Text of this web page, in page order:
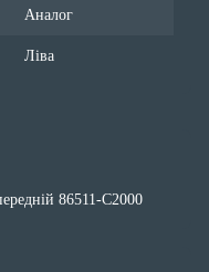
Аналог
Ліва
86511-C2000